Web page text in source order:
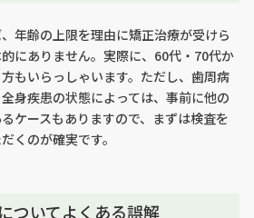
年齢の上限を理由に矯正治療が受けら
にありません。実際に、60代・70代か
もいらっしゃいます。ただし、歯周病
身疾患の状態によっては、事前に他の
ケースもありますので、まずは検査を
くのが確実です。
ついてよくある誤解